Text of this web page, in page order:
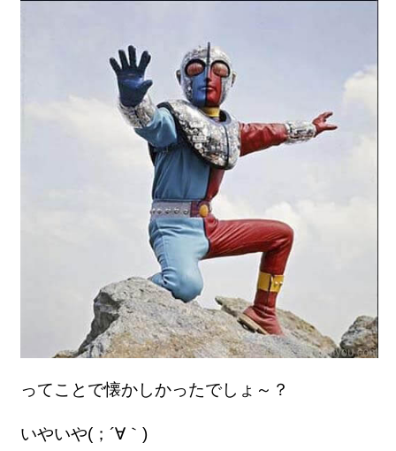
ってことで懐かしかったでしょ～？
いやいや(；´∀｀)